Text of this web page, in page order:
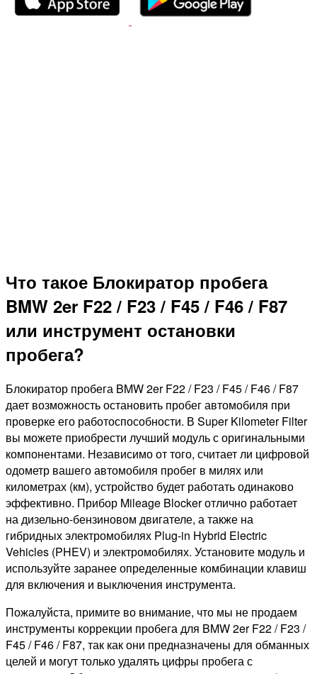
Что такое Блокиратор пробега
BMW 2er F22 / F23 / F45 / F46 / F87
или инструмент остановки
пробега?
Блокиратор пробега BMW 2er F22 / F23 / F45 / F46 / F87
дает возможность остановить пробег автомобиля при
проверке его работоспособности. В Super Kilometer Filter
вы можете приобрести лучший модуль с оригинальными
компонентами. Независимо от того, считает ли цифровой
одометр вашего автомобиля пробег в милях или
километрах (км), устройство будет работать одинаково
эффективно. Прибор Mileage Blocker отлично работает
на дизельно-бензиновом двигателе, а также на
гибридных электромобилях Plug-in Hybrid Electric
Vehicles (PHEV) и электромобилях. Установите модуль и
используйте заранее определенные комбинации клавиш
для включения и выключения инструмента.
Пожалуйста, примите во внимание, что мы не продаем
инструменты коррекции пробега для BMW 2er F22 / F23 /
F45 / F46 / F87, так как они предназначены для обманных
целей и могут только удалять цифры пробега с